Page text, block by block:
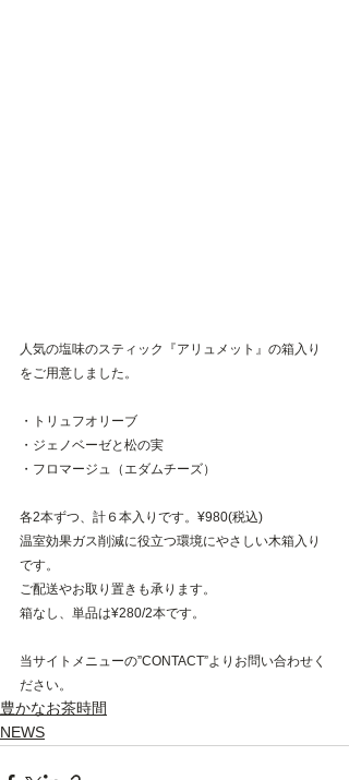
人気の塩味のスティック『アリュメット』の箱入り
をご用意しました。
・トリュフオリーブ
・ジェノベーゼと松の実
・フロマージュ（エダムチーズ）
各2本ずつ、計６本入りです。¥980(税込)
温室効果ガス削減に役立つ環境にやさしい木箱入り
です。
ご配送やお取り置きも承ります。
箱なし、単品は¥280/2本です。
当サイトメニューの”CONTACT”よりお問い合わせく
ださい。
豊かなお茶時間
NEWS